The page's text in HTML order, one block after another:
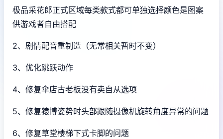
极品采花郎正式区域每类款式都可单独选择颜色是图案
供游戏者自由搭配
2、剧情配音重制造（无常相关暂时不变）
3、优化跳跃动作
4、修复伞店古老板没有卖自从选项
5、修复猿博姿势时头部跟随摄像机旋转角度异常的问题
6、修复草堂楼梯下式卡脚的问题